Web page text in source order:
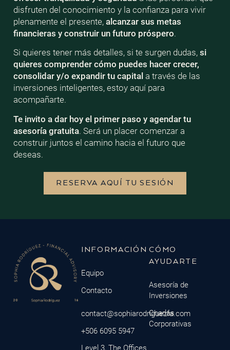
disfruten del conocimiento y la confianza para vivir
plenamente el presente, alcanzar sus metas
financieras y construir un futuro próspero.
Si quieres tener más detalles, si te surgen dudas, si
quieres comprender cómo puedes hacer crecer,
consolidar y/o expandir tu capital a través de las
inversiones inteligentes, estoy aquí para
acompañarte.
Te invito a dar hoy el primer paso y agendar tu
asesoría gratuita. Será un placer comenzar a
construir juntos el camino hacia el futuro que
deseas.
RESERVA AQUÍ TU SESIÓN
INFORMACIÓN
Equipo
Contacto
contact@sophiarodriguezfa.com
+506 6095 5947
Level 3, The Offices
CÓMO
AYUDARTE
Asesoría de
Inversiones
Charlas
Corporativas